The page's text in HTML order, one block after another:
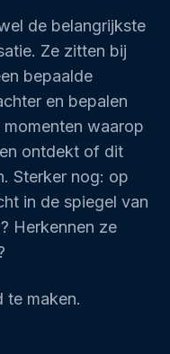
de belangrijkste
Ze zitten bij
bepaalde
en bepalen
waarop
ontdekt of dit
Sterker nog: op
in de spiegel van
Herkennen ze
te maken.